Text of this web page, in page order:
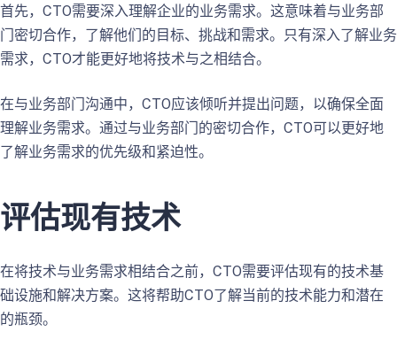
首先，CTO需要深入理解企业的业务需求。这意味着与业务部
门密切合作，了解他们的目标、挑战和需求。只有深入了解业务
需求，CTO才能更好地将技术与之相结合。
在与业务部门沟通中，CTO应该倾听并提出问题，以确保全面
理解业务需求。通过与业务部门的密切合作，CTO可以更好地
了解业务需求的优先级和紧迫性。
评估现有技术
在将技术与业务需求相结合之前，CTO需要评估现有的技术基
础设施和解决方案。这将帮助CTO了解当前的技术能力和潜在
的瓶颈。